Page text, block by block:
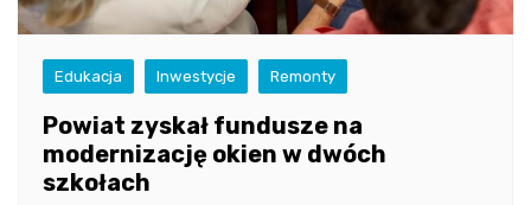
Edukacja Inwestycje Remonty
Powiat zyskał fundusze na
modernizację okien w dwóch
szkołach